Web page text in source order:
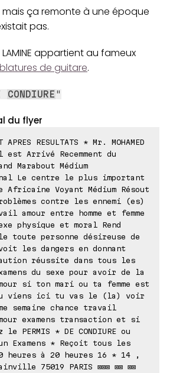
mais ça remonte à une époque
pas.
LAMINE appartient au fameux
de guitare.
CONDIURE "
du flyer
APRES RESULTATS * Mr. MOHAMED
est Arrivé Recemment du
Marabout Médium
Le centre le plus important
Africaine Voyant Médium Résout
contre les ennemi (es)
amour entre homme et femme
physique et moral Rend
toute personne désireuse de
les dangers en donnant
réussite dans tous les
du sexe pour avoir de la
si ton mari ou ta femme est
viens ici tu vas le (la) voir
semaine chance travail
examens transaction et si
PERMIS * DE CONDIURE ou
Examens * Reçoit tous les
heures à 20 heures 16 * 14 ,
75019 PARIS ⊠⊠⊠ ⊠⊠ ⊠⊠